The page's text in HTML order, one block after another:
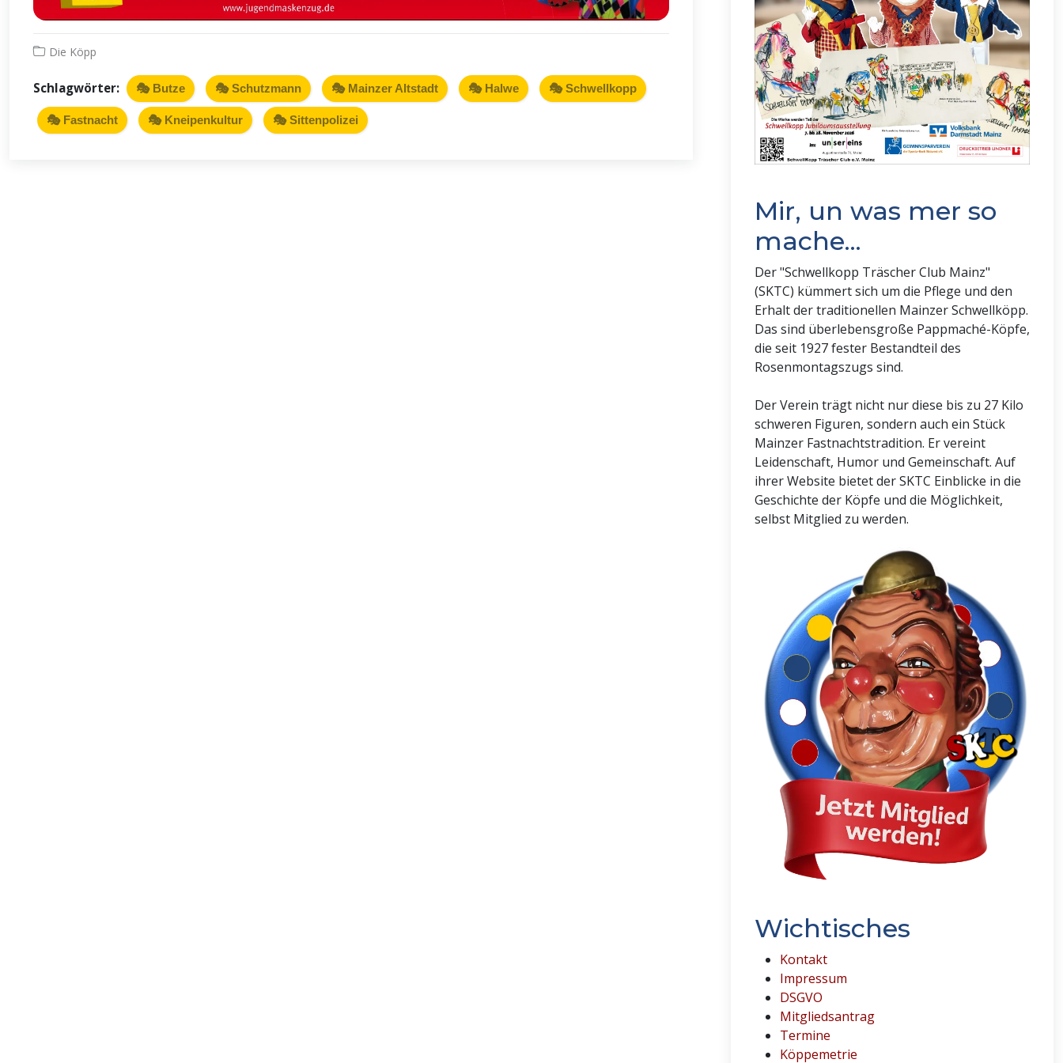
Die Köpp
Schlagwörter: 🎭 Butze 🎭 Schutzmann 🎭 Mainzer Altstadt 🎭 Halwe 🎭 Schwellkopp
🎭 Fastnacht 🎭 Kneipenkultur 🎭 Sittenpolizei
Mir, un was mer so
mache...
Der "Schwellkopp Träscher Club Mainz"
(SKTC) kümmert sich um die Pflege und den
Erhalt der traditionellen Mainzer Schwellköpp.
Das sind überlebensgroße Pappmaché-Köpfe,
die seit 1927 fester Bestandteil des
Rosenmontagszugs sind.
Der Verein trägt nicht nur diese bis zu 27 Kilo
schweren Figuren, sondern auch ein Stück
Mainzer Fastnachtstradition. Er vereint
Leidenschaft, Humor und Gemeinschaft. Auf
ihrer Website bietet der SKTC Einblicke in die
Geschichte der Köpfe und die Möglichkeit,
selbst Mitglied zu werden.
Wichtisches
Kontakt
Impressum
DSGVO
Mitgliedsantrag
Termine
Köppemetrie